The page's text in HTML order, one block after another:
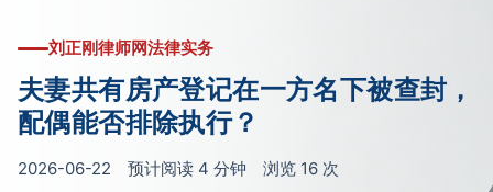
刘正刚律师网法律实务
夫妻共有房产登记在一方名下被查封，
配偶能否排除执行？
2026-06-22 预计阅读 4 分钟 浏览 16 次